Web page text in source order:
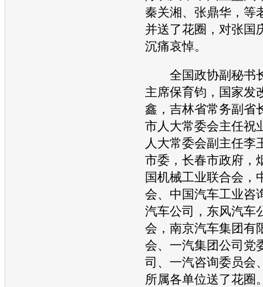
秦关湘、张鼎华，等
并送了花圈，对张国
沉痛哀悼。
全国政协副秘书
主席保育钧，国家发
鑫，吉林省常务副省
市人大常委会主任祝
人大常委会副主任李
市委，长春市政府，
国机械工业联合会，
会、中国汽车工业咨
汽车公司，东风汽车
会，南京汽车集团有
会、 一汽集团公司党
司、 一汽咨询委员会
所属各单位送了花圈